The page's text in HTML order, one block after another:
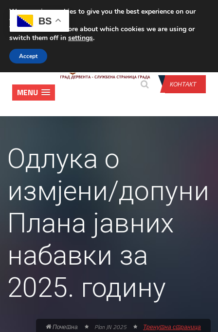
CONTACT US
КОНТАКТ
MENU
Одлука о
измјени/допуни
Плана јавних
набавки за
2025. годину
Почетна Plan JN 2025 Тренутна страница
BS
We are using cookies to give you the best experience on our
website.
You can find out more about which cookies we are using or
switch them off in settings.
Accept